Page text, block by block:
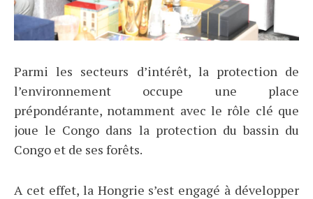
Parmi les secteurs d’intérêt, la protection de
l’environnement occupe une place
prépondérante, notamment avec le rôle clé que
joue le Congo dans la protection du bassin du
Congo et de ses forêts.
A cet effet, la Hongrie s’est engagé à développer